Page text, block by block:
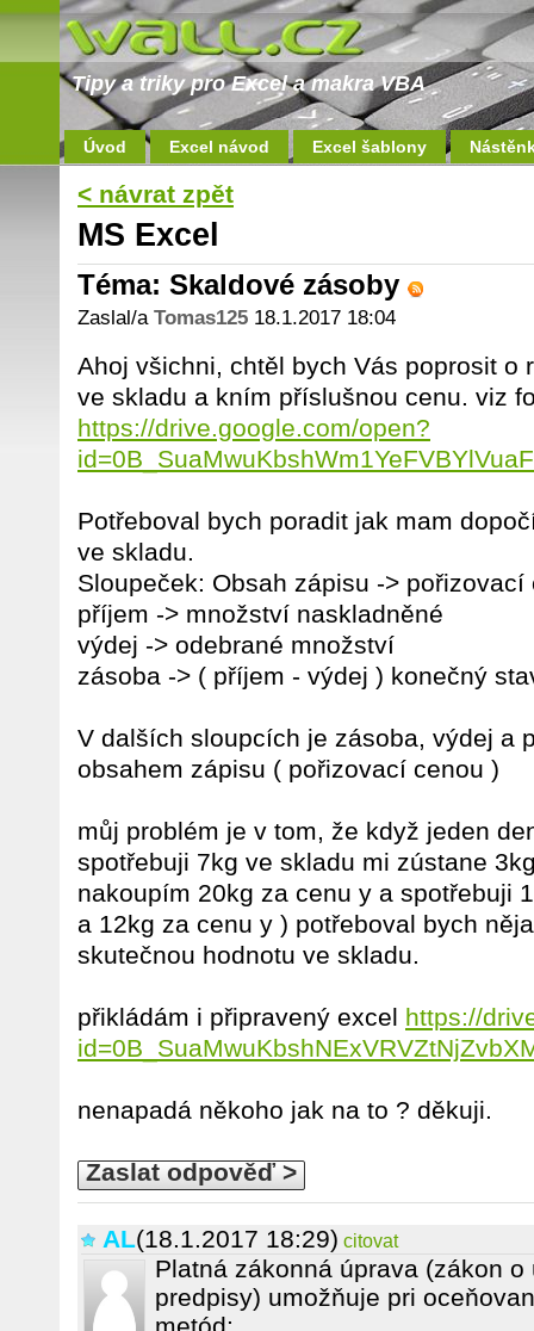
Tipy a triky pro Excel a makra VBA
Úvod Excel návod Excel šablony
< návrat zpět
MS Excel
Téma: Skaldové zásoby
Zaslal/a Tomas125 18.1.2017 18:04
Ahoj všichni, chtěl bych Vás poprosit o
ve skladu a kním příslušnou cenu. viz
https://drive.google.com/open?
Potřeboval bych poradit jak mam
ve skladu.
Sloupeček: Obsah zápisu -> pořizovací
příjem -> množství naskladněné
výdej -> odebrané množství
zásoba -> ( příjem - výdej ) konečný
V dalších sloupcích je zásoba, výdej a
obsahem zápisu ( pořizovací cenou )
můj problém je v tom, že když jeden
spotřebuji 7kg ve skladu mi zústane
nakoupím 20kg za cenu y a spotřebuji
a 12kg za cenu y ) potřeboval bych
skutečnou hodnotu ve skladu.
přikládám i připravený excel https://
nenapadá někoho jak na to ? děkuji.
Zaslat odpověď >
AL(18.1.2017 18:29) citovat
Platná zákonná úprava (zákon
predpisy) umožňuje pri